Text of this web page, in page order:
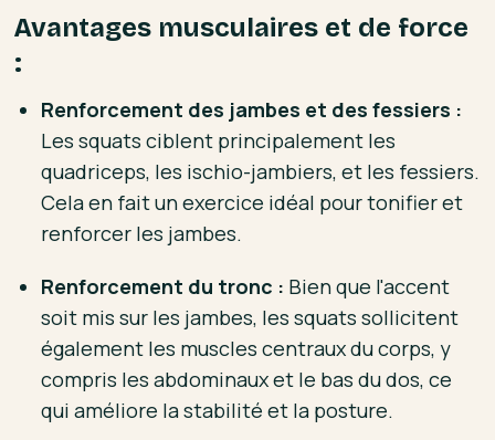
Avantages musculaires et de force
:
Renforcement des jambes et des fessiers :
Les squats ciblent principalement les
quadriceps, les ischio-jambiers, et les fessiers.
Cela en fait un exercice idéal pour tonifier et
renforcer les jambes.
Renforcement du tronc : Bien que l'accent
soit mis sur les jambes, les squats sollicitent
également les muscles centraux du corps, y
compris les abdominaux et le bas du dos, ce
qui améliore la stabilité et la posture.